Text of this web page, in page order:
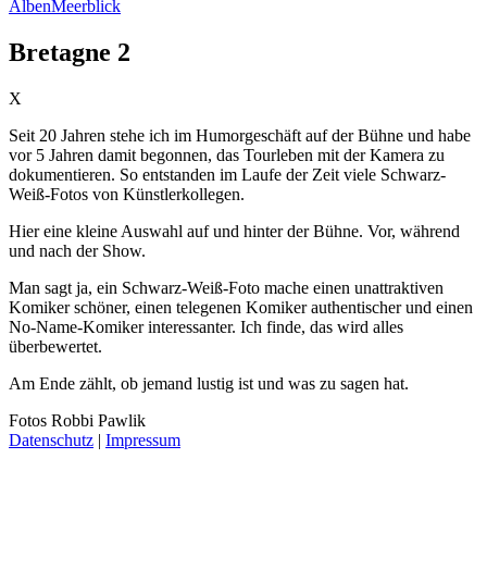
AlbenMeerblick
Bretagne 2
X
Seit 20 Jahren stehe ich im Humorgeschäft auf der Bühne und habe
vor 5 Jahren damit begonnen, das Tourleben mit der Kamera zu
dokumentieren. So entstanden im Laufe der Zeit viele Schwarz-
Weiß-Fotos von Künstlerkollegen.
Hier eine kleine Auswahl auf und hinter der Bühne. Vor, während
und nach der Show.
Man sagt ja, ein Schwarz-Weiß-Foto mache einen unattraktiven
Komiker schöner, einen telegenen Komiker authentischer und einen
No-Name-Komiker interessanter. Ich finde, das wird alles
überbewertet.
Am Ende zählt, ob jemand lustig ist und was zu sagen hat.
Fotos Robbi Pawlik
Datenschutz | Impressum